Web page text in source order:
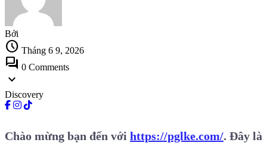
Bởi
schedule Tháng 6 9, 2026
forum 0 Comments
expand_more
Discovery
Chào mừng bạn đến với https://pglke.com/. Đây là